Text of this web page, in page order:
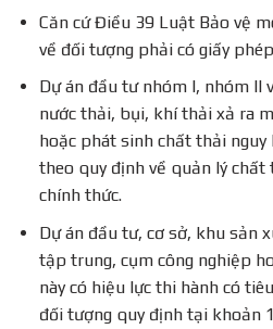
Căn cứ Điều 39 Luật Bảo vệ
về đối tượng phải có giấy
Dự án đầu tư nhóm I, nhóm II
nước thải, bụi, khí thải xả ra
hoặc phát sinh chất thải
theo quy định về quản lý chất
chính thức.
Dự án đầu tư, cơ sở, khu sản
tập trung, cụm công nghiệp
này có hiệu lực thi hành có
đối tượng quy định tại khoản